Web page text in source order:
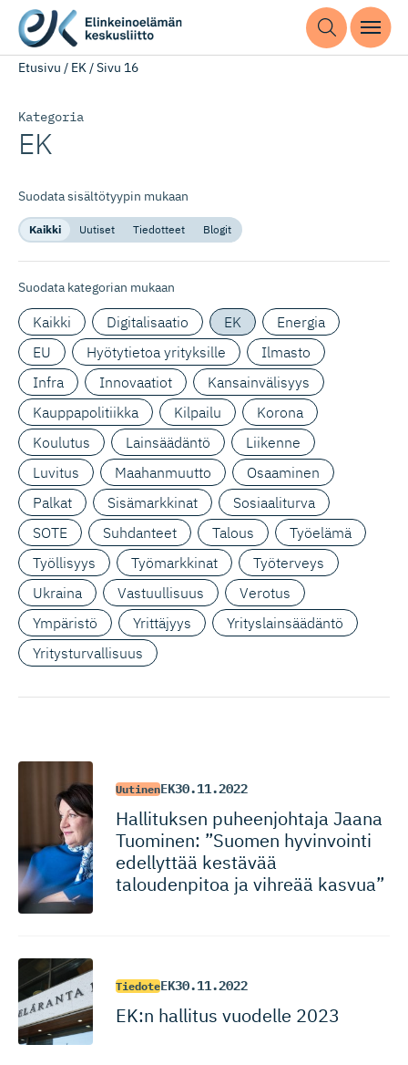
Etusivu / EK/Sivu 16
Kategoria
EK
Suodata sisältötyypin mukaan
Kaikki Uutiset Tiedotteet Blogit
Suodata kategorian mukaan
Kaikki Digitalisaatio EK
Energia
EU
Hyötytietoa yrityksille
Ilmasto
Infra
Innovaatiot
Kansainvälisyys
Kauppapolitiikka
Kilpailu
Korona
Koulutus
Lainsäädäntö
Liikenne
Luvitus
Maahanmuutto
Osaaminen
Palkat
Sisämarkkinat
Sosiaaliturva
SOTE
Suhdanteet Talous
Työelämä
Työllisyys
Työmarkkinat
Työterveys
Ukraina
Vastuullisuus
Verotus
Ympäristö
Yrittäjyys
Yrityslainsäädäntö
Yritysturvallisuus
UutinenEK30.11.2022
Hallituksen puheenjohtaja Jaana
Tuominen: ”Suomen hyvinvointi
edellyttää kestävää
taloudenpitoa ja vihreää kasvua”
TiedoteEK30.11.2022
EK:n hallitus vuodelle 2023